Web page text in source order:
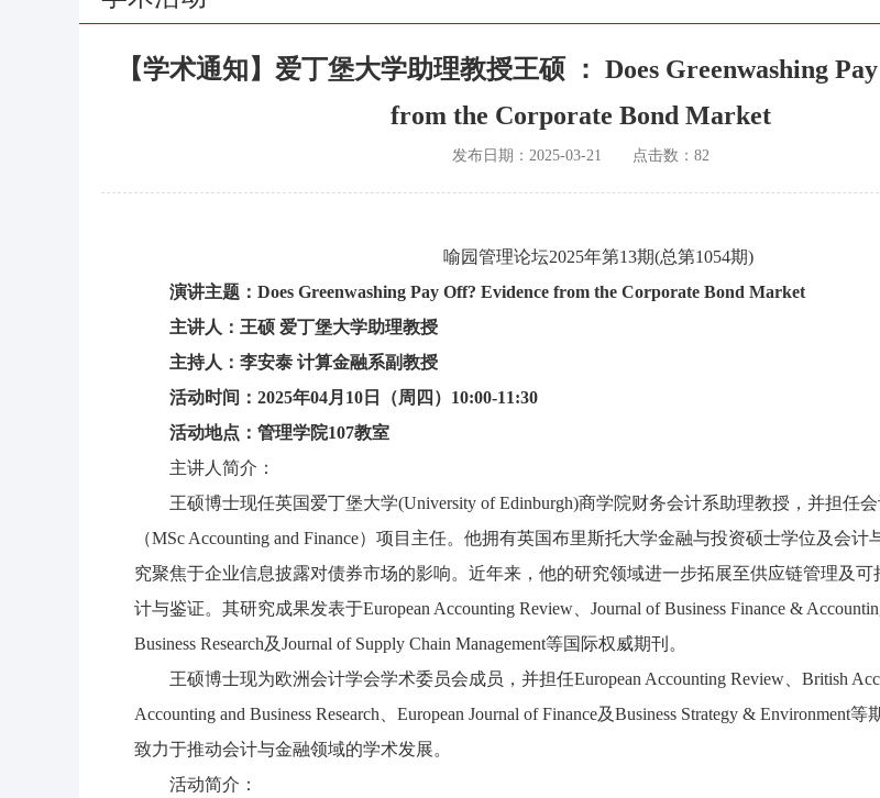
【学术通知】爱丁堡大学助理教授王硕 ： Does Greenwashing
from the Corporate Bond Market
发布日期： 2025-03-21 点击数： 82
喻园管理论坛2025年第13期(总第1054期)
演讲主题：Does Greenwashing Pay Off? Evidence from the Corporate Bond Market
主讲人：王硕 爱丁堡大学助理教授
主持人：李安泰 计算金融系副教授
活动时间：2025年04月10日（周四）10:00-11:30
活动地点：管理学院107教室
主讲人简介：
王硕博士现任英国爱丁堡大学(University of Edinburgh)商学院财务会计系助理教授，并担任
（MSc Accounting and Finance）项目主任。他拥有英国布里斯托大学金融与投资硕士学位及会
究聚焦于企业信息披露对债券市场的影响。近年来，他的研究领域进一步拓展至供应链管理及可
计与鉴证。其研究成果发表于European Accounting Review、Journal of Business Finance &
Business Research及Journal of Supply Chain Management等国际权威期刊。
王硕博士现为欧洲会计学会学术委员会成员，并担任European Accounting Review、British
Accounting and Business Research、European Journal of Finance及Business Strategy & Environment
致力于推动会计与金融领域的学术发展。
活动简介：